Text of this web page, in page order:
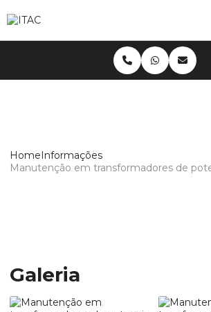
HomeInformações
Manutenção em transformadores de
Galeria